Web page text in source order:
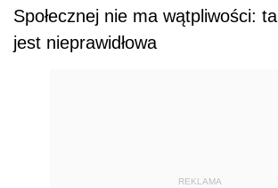
Społecznej nie ma wątpliwości:
jest nieprawidłowa
REKLAMA